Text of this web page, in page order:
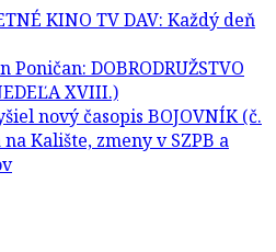
KINO TV DAV: Každý deň
Poničan: DOBRODRUŽSTVO
XVIII.)
nový časopis BOJOVNÍK (č.
Kalište, zmeny v SZPB a